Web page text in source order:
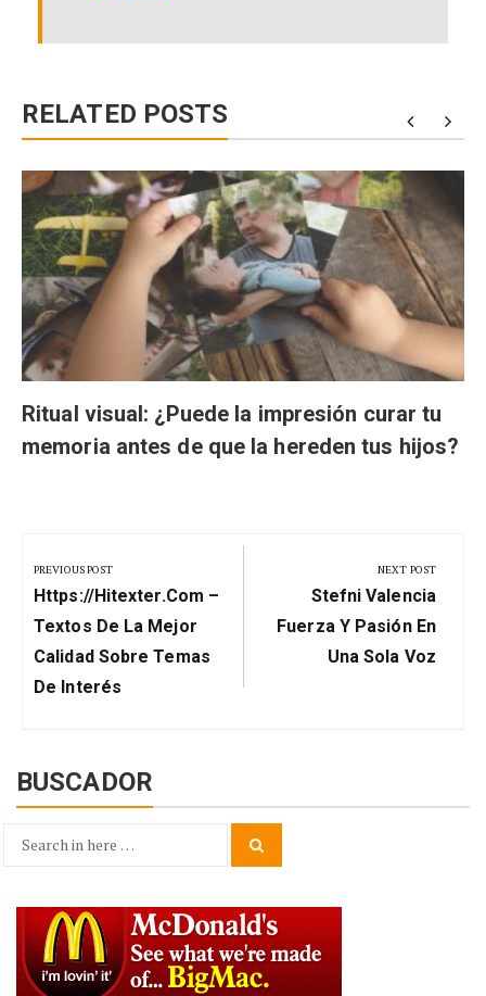
RELATED POSTS
Ritual visual: ¿Puede la impresión curar tu
memoria antes de que la hereden tus hijos?
de
entradas
PREVIOUS POST
Previous
Post:
Https://hitexter.com –
Textos De La Mejor
Calidad Sobre Temas
De Interés
NEXT POST
Next
Post:
Stefni Valencia
Fuerza Y Pasión En
Una Sola Voz
BUSCADOR
Search